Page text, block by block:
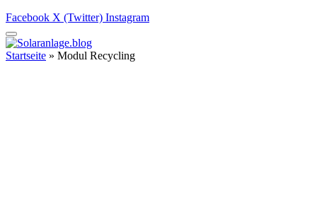
Facebook X (Twitter) Instagram
Startseite » Modul Recycling